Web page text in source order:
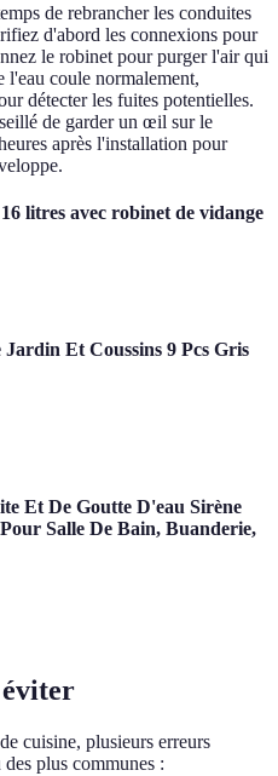
de rebrancher les conduites
d'abord les connexions pour
le robinet pour purger l'air qui
l'eau coule normalement,
détecter les fuites potentielles.
de garder un œil sur le
après l'installation pour
litres avec robinet de vidange
Et Coussins 9 Pcs Gris
Et De Goutte D'eau Sirène
Salle De Bain, Buanderie,
cuisine, plusieurs erreurs
plus communes :